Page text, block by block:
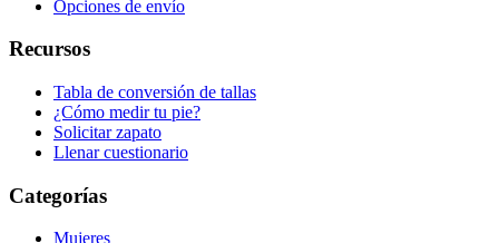
Opciones de envío
Recursos
Tabla de conversión de tallas
¿Cómo medir tu pie?
Solicitar zapato
Llenar cuestionario
Categorías
Mujeres